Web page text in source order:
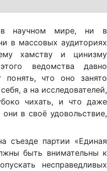
научном мире, ни в
в массовых аудиториях
хамству и цинизму
ведомства давно
понять, что оно занято
а на исследователей,
чихать, и что даже
в своё удовольствие,
съезде партии «Единая
быть внимательны к
несправедливых